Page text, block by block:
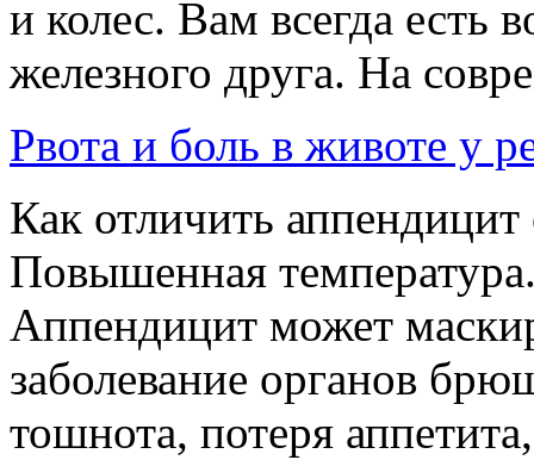
и колес. Вам всегда есть
железного друга. На
Рвота и боль в животе у
Как отличить
Повышенная
Аппендицит может
заболевание органов
тошнота, потеря